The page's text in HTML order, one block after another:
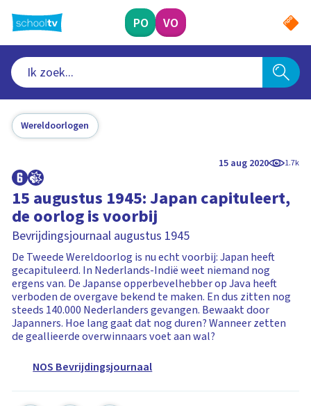
naar
hoofdinhoud
PO VO
Wereldoorlogen
15 aug 2020 1.7k
15 augustus 1945: Japan capituleert,
de oorlog is voorbij
Bevrijdingsjournaal augustus 1945
De Tweede Wereldoorlog is nu echt voorbij: Japan heeft
gecapituleerd. In Nederlands-Indië weet niemand nog
ergens van. De Japanse opperbevelhebber op Java heeft
verboden de overgave bekend te maken. En dus zitten nog
steeds 140.000 Nederlanders gevangen. Bewaakt door
Japanners. Hoe lang gaat dat nog duren? Wanneer zetten
de geallieerde overwinnaars voet aan wal?
NOS Bevrijdingsjournaal